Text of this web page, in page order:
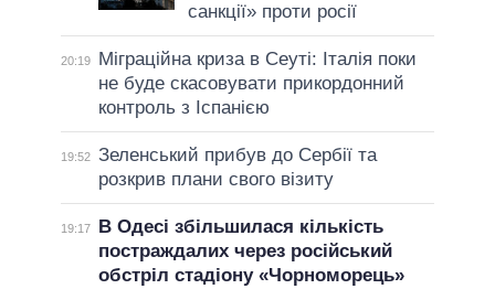
санкції» проти росії
20:19
Міграційна криза в Сеуті: Італія поки
не буде скасовувати прикордонний
контроль з Іспанією
19:52 Зеленський прибув до Сербії та
розкрив плани свого візиту
19:17
В Одесі збільшилася кількість
постраждалих через російський
обстріл стадіону «Чорноморець»